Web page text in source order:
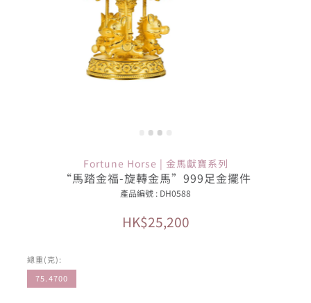
Fortune Horse | 金馬獻寶系列
“馬踏金福-旋轉金馬”999足金擺件
產品編號 : DH0588
HK$25,200
總重(克):
75.4700